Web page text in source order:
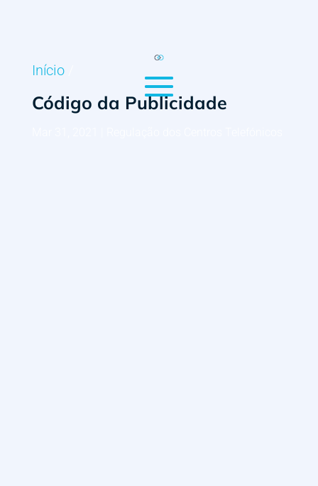
Início
Código da Publicidade